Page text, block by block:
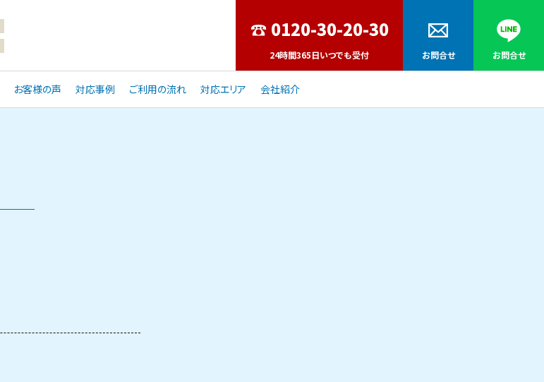
24時間365日いつでも受付 お問合せ お問合せ
お客様の声 対応事例 ご利用の流れ 対応エリア 会社紹介